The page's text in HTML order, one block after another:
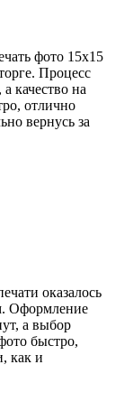
фото 15х15
Процесс
качество на
отлично
вернусь за
оказалось
Оформление
а выбор
быстро,
как и